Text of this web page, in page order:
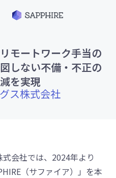
モートワーク手当の
しない不備・不正の
を実現
ス株式会社
会社では、2024年より
（サファイア）」を本